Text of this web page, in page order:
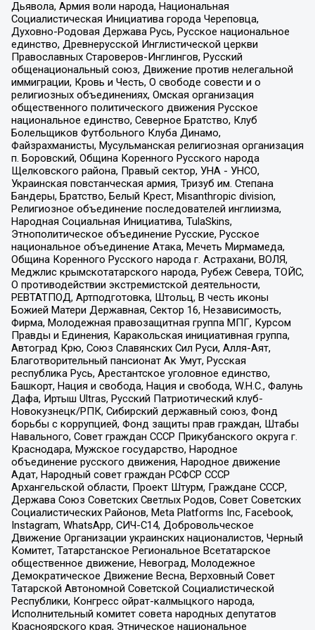
Дьявола, Армия воли народа, Национальная
Социалистическая Инициатива города Череповца,
Духовно-Родовая Держава Русь, Русское национальное
единство, Древнерусской Инглистической церкви
Православных Староверов-Инглингов, Русский
общенациональный союз, Движение против нелегальной
иммиграции, Кровь и Честь, О свободе совести и о
религиозных объединениях, Омская организация
общественного политического движения Русское
национальное единство, Северное Братство, Клуб
Болельщиков Футбольного Клуба Динамо,
Файзрахманисты, Мусульманская религиозная организация
п. Боровский, Община Коренного Русского народа
Щелковского района, Правый сектор, УНА - УНСО,
Украинская повстанческая армия, Тризуб им. Степана
Бандеры, Братство, Белый Крест, Misanthropic division,
Религиозное объединение последователей инглиизма,
Народная Социальная Инициатива, TulaSkins,
Этнополитическое объединение Русские, Русское
национальное объединение Атака, Мечеть Мирмамеда,
Община Коренного Русского народа г. Астрахани, ВОЛЯ,
Меджлис крымскотатарского народа, Рубеж Севера, ТОЙС,
О противодействии экстремистской деятельности,
РЕВТАТПОД, Артподготовка, Штольц, В честь иконы
Божией Матери Державная, Сектор 16, Независимость,
Фирма, Молодежная правозащитная группа МПГ, Курсом
Правды и Единения, Каракольская инициативная группа,
Автоград Крю, Союз Славянских Сил Руси, Алля-Аят,
Благотворительный пансионат Ак Умут, Русская
республика Русь, Арестантское уголовное единство,
Башкорт, Нация и свобода, Нация и свобода, W.H.С., Фалунь
Дафа, Иртыш Ultras, Русский Патриотический клуб-
Новокузнецк/РПК, Сибирский державный союз, Фонд
борьбы с коррупцией, Фонд защиты прав граждан, Штабы
Навального, Совет граждан СССР Прикубанского округа г.
Краснодара, Мужское государство, Народное
объединение русского движения, Народное движение
Адат, Народный совет граждан РСФСР СССР
Архангельской области, Проект Штурм, Граждане СССР,
Держава Союз Советских Светлых Родов, Совет Советских
Социалистических Районов, Meta Platforms Inc, Facebook,
Instagram, WhatsApp, СИЧ-С14, Добровольческое
Движение Организации украинских националистов, Черный
Комитет, Татарстанское Региональное Всетатарское
общественное движение, Невоград, Молодежное
Демократическое Движение Весна, Верховный Совет
Татарской Автономной Советской Социалистической
Республики, Конгресс ойрат-калмыцкого народа,
Исполнительный комитет совета народных депутатов
Красноярского края, Этническое национальное